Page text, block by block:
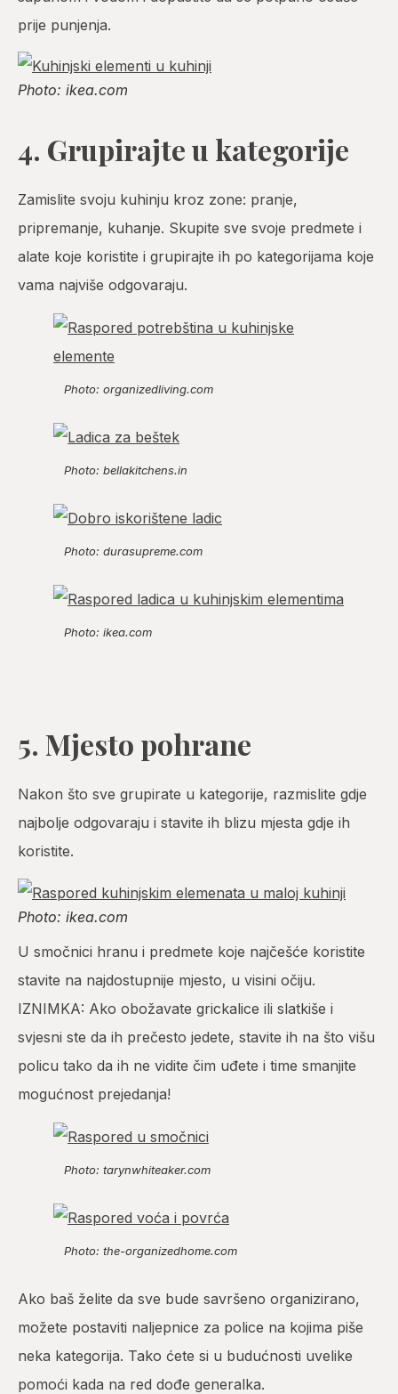
prije punjenja.
Photo: ikea.com
4. Grupirajte u kategorije
Zamislite svoju kuhinju kroz zone: pranje,
pripremanje, kuhanje. Skupite sve svoje predmete i
alate koje koristite i grupirajte ih po kategorijama koje
vama najviše odgovaraju.
Photo: organizedliving.com
Photo: bellakitchens.in
Photo: durasupreme.com
Photo: ikea.com
5. Mjesto pohrane
Nakon što sve grupirate u kategorije, razmislite gdje
najbolje odgovaraju i stavite ih blizu mjesta gdje ih
koristite.
Photo: ikea.com
U smočnici hranu i predmete koje najčešće koristite
stavite na najdostupnije mjesto, u visini očiju.
IZNIMKA: Ako obožavate grickalice ili slatkiše i
svjesni ste da ih prečesto jedete, stavite ih na što višu
policu tako da ih ne vidite čim uđete i time smanjite
mogućnost prejedanja!
Photo: tarynwhiteaker.com
Photo: the-organizedhome.com
Ako baš želite da sve bude savršeno organizirano,
možete postaviti naljepnice za police na kojima piše
neka kategorija. Tako ćete si u budućnosti uvelike
pomoći kada na red dođe generalka.